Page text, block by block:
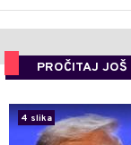
PROČITAJ JOŠ
4 slika